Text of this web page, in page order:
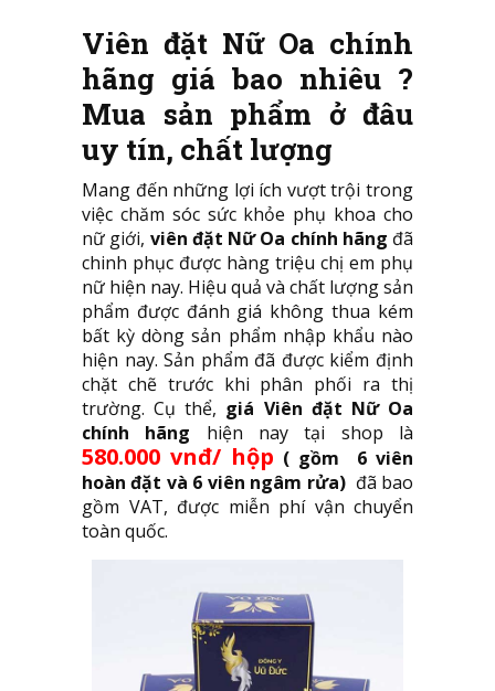
Viên đặt Nữ Oa chính
hãng giá bao nhiêu ?
Mua sản phẩm ở đâu
uy tín, chất lượng
Mang đến những lợi ích vượt trội trong
việc chăm sóc sức khỏe phụ khoa cho
nữ giới, viên đặt Nữ Oa chính hãng đã
chinh phục được hàng triệu chị em phụ
nữ hiện nay. Hiệu quả và chất lượng sản
phẩm được đánh giá không thua kém
bất kỳ dòng sản phẩm nhập khẩu nào
hiện nay. Sản phẩm đã được kiểm định
chặt chẽ trước khi phân phối ra thị
trường. Cụ thể, giá Viên đặt Nữ Oa
chính hãng hiện nay tại shop là
580.000 vnđ/ hộp ( gồm 6 viên
hoàn đặt và 6 viên ngâm rửa)đã bao
gồm VAT, được miễn phí vận chuyển
toàn quốc.